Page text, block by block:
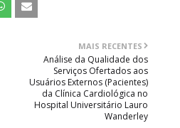
MAIS RECENTES
Análise da Qualidade dos
Serviços Ofertados aos
Usuários Externos (Pacientes)
da Clínica Cardiológica no
Hospital Universitário Lauro
Wanderley